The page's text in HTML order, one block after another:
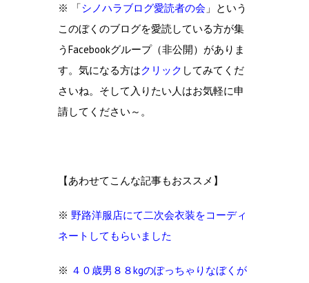
※ 「シノハラブログ愛読者の会 」という
このぼくのブログを愛読している方が集
うFacebookグループ（非公開）がありま
す。気になる方はクリック してみてくだ
さいね。そして入りたい人はお気軽に申
請してください～。
【あわせてこんな記事もおススメ】
※ 野路洋服店にて二次会衣装をコーディ
ネートしてもらいました
※ ４０歳男８８kgのぽっちゃりなぼくが